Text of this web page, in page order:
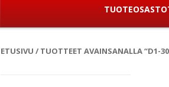
ETUSIVU / TUOTTEET AVAINSANALLA “D1-